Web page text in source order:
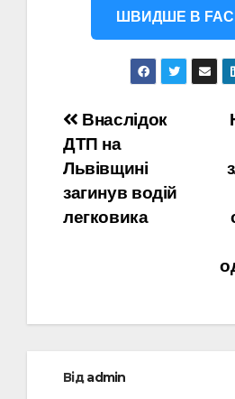
ШВИДШЕ В
Навігація
записів
Внаслідок
ДТП на
Львівщині
загинув водій
легковика
Відadmin